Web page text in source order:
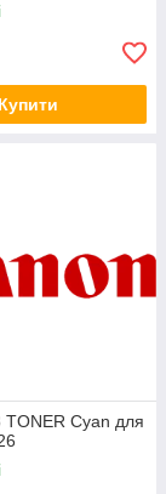
Купити
Cyan для